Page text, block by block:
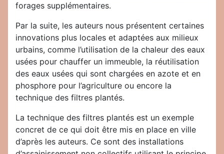
forages supplémentaires.
Par la suite, les auteurs nous présentent certaines
innovations plus locales et adaptées aux milieux
urbains, comme l’utilisation de la chaleur des eaux
usées pour chauffer un immeuble, la réutilisation
des eaux usées qui sont chargées en azote et en
phosphore pour l’agriculture ou encore la
technique des filtres plantés.
La technique des filtres plantés est un exemple
concret de ce qui doit être mis en place en ville
d’après les auteurs. Ce sont des installations